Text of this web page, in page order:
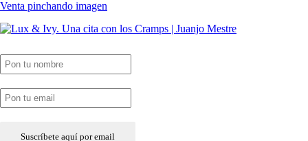
Venta pinchando imagen